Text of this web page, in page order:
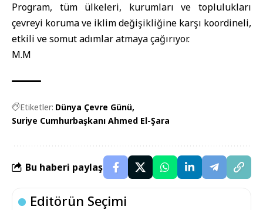
Program, tüm ülkeleri, kurumları ve toplulukları
çevreyi koruma ve iklim değişikliğine karşı koordineli,
etkili ve somut adımlar atmaya çağırıyor.
M.M
Etiketler: Dünya Çevre Günü
Suriye Cumhurbaşkanı Ahmed El-Şara
Bu haberi paylaş
Editörün Seçimi